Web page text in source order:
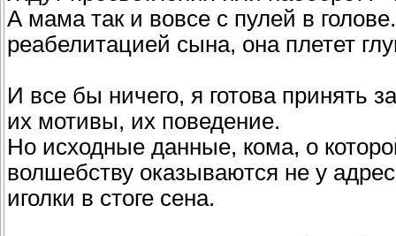
А мама так и вовсе с пулей в
реабелитацией сына, она плетет
И все бы ничего, я готова принять
их мотивы, их поведение.
Но исходные данные, кома, о
волшебству оказываются не у
иголки в стоге сена.